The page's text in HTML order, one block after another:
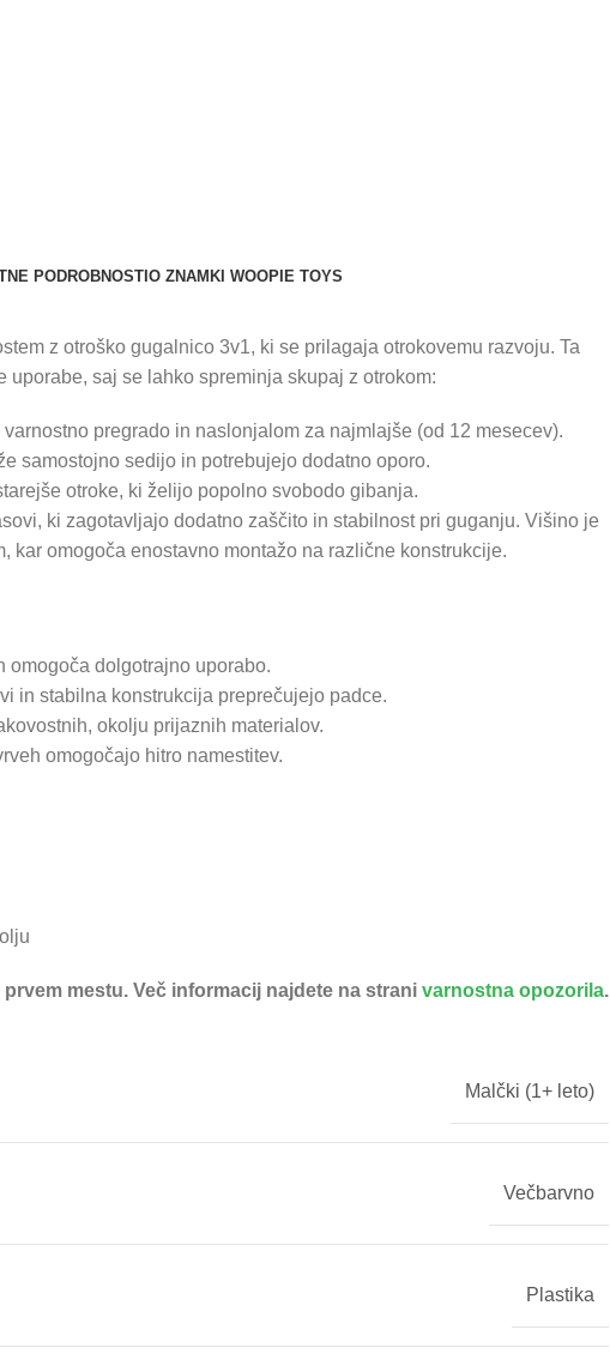
PODROBNOSTI O ZNAMKI WOOPIE TOYS
z otroško gugalnico 3v1, ki se prilagaja otrokovemu razvoju. Ta
saj se lahko spreminja skupaj z otrokom:
pregrado in naslonjalom za najmlajše (od 12 mesecev).
samostojno sedijo in potrebujejo dodatno oporo.
otroke, ki želijo popolno svobodo gibanja.
ki zagotavljajo dodatno zaščito in stabilnost pri guganju. Višino je
kar omogoča enostavno montažo na različne konstrukcije.
omogoča dolgotrajno uporabo.
in stabilna konstrukcija preprečujejo padce.
okolju prijaznih materialov.
omogočajo hitro namestitev.
mestu. Več informacij najdete na strani varnostna opozorila.
Malčki (1+ leto)
Večbarvno
Plastika